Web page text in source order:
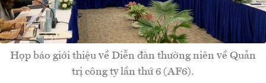
Họp báo giới thiệu về Diễn đàn thường niên về Quản
trị công ty lần thứ 6 (AF6).